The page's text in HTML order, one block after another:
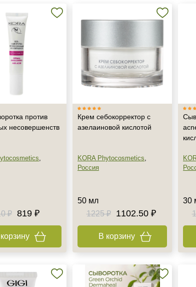
против
несовершенств
,
₽
819 ₽
Крем себокорректор с
азелаиновой кислотой
KORA Phytocosmetics,
Россия
50 мл
1225 ₽
1102.50 ₽
В корзину
30